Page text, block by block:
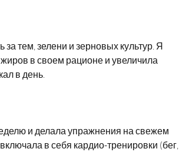
за тем, зелени и зерновых культур. Я
в своем рационе и увеличила
в день.
и делала упражнения на свежем
в себя кардио-тренировки (бег,